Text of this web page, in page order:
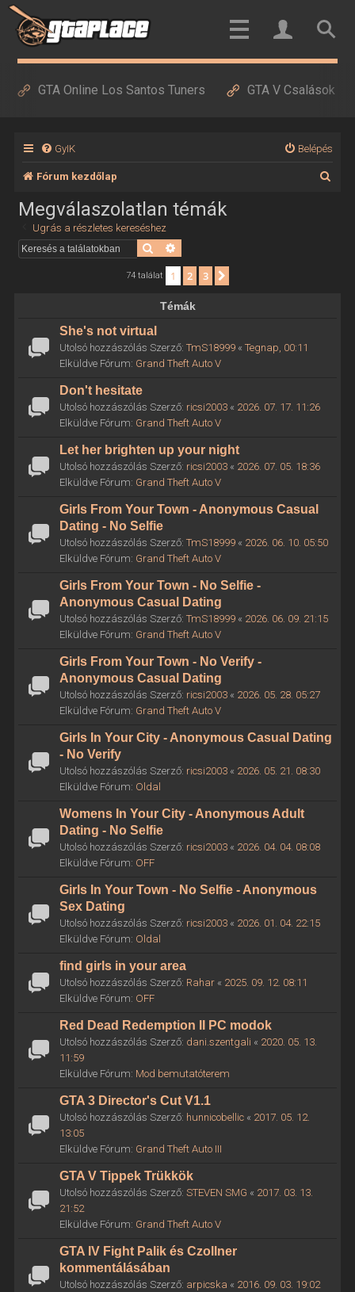
GTA Online Los Santos Tuners GTA V Csalások
GyIK Belépés
Fórum kezdőlap
Megválaszolatlan témák
Ugrás a részletes kereséshez
Keresés
74 találat 1 2 3
Témák
She's not virtual
Utolsó hozzászólás Szerző: TmS18999« Tegnap, 00:11
Elküldve Fórum: Grand Theft Auto V
Don't hesitate
Utolsó hozzászólás Szerző: ricsi2003« 2026. 07. 17. 11:26
Elküldve Fórum: Grand Theft Auto V
Let her brighten up your night
Utolsó hozzászólás Szerző: ricsi2003« 2026. 07. 05. 18:36
Elküldve Fórum: Grand Theft Auto V
Girls From Your Town - Anonymous Casual
Dating - No Selfie
Utolsó hozzászólás Szerző: TmS18999« 2026. 06. 10. 05:50
Elküldve Fórum: Grand Theft Auto V
Girls From Your Town - No Selfie -
Anonymous Casual Dating
Utolsó hozzászólás Szerző: TmS18999« 2026. 06. 09. 21:15
Elküldve Fórum: Grand Theft Auto V
Girls From Your Town - No Verify -
Anonymous Casual Dating
Utolsó hozzászólás Szerző: ricsi2003« 2026. 05. 28. 05:27
Elküldve Fórum: Grand Theft Auto V
Girls In Your City - Anonymous Casual Dating
- No Verify
Utolsó hozzászólás Szerző: ricsi2003« 2026. 05. 21. 08:30
Elküldve Fórum: Oldal
Womens In Your City - Anonymous Adult
Dating - No Selfie
Utolsó hozzászólás Szerző: ricsi2003« 2026. 04. 04. 08:08
Elküldve Fórum: OFF
Girls In Your Town - No Selfie - Anonymous
Sex Dating
Utolsó hozzászólás Szerző: ricsi2003« 2026. 01. 04. 22:15
Elküldve Fórum: Oldal
find girls in your area
Utolsó hozzászólás Szerző: Rahar« 2025. 09. 12. 08:11
Elküldve Fórum: OFF
Red Dead Redemption II PC modok
Utolsó hozzászólás Szerző: dani.szentgali « 2020. 05. 13.
11:59
Elküldve Fórum: Mod bemutatóterem
GTA 3 Director's Cut V1.1
Utolsó hozzászólás Szerző: hunnicobellic« 2017. 05. 12.
13:05
Elküldve Fórum: Grand Theft Auto III
GTA V Tippek Trükkök
Utolsó hozzászólás Szerző: STEVEN SMG « 2017. 03. 13.
21:52
Elküldve Fórum: Grand Theft Auto V
GTA IV Fight Palik és Czollner
kommentálásában
Utolsó hozzászólás Szerző: arpicska « 2016. 09. 03. 19:02